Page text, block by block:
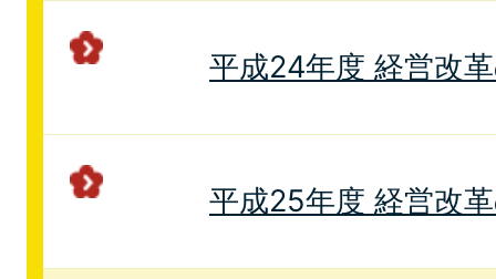
平成24年度 経営改
平成25年度 経営改